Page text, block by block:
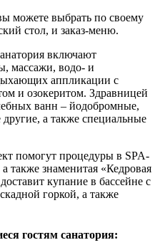
можете выбрать по своему
стол, и заказ-меню.
включают
массажи, водо- и
аппликации с
и озокеритом. Здравницей
ванн – йодобромные,
а также специальные
помогут процедуры в SPA-
также знаменитая «Кедровая
купание в бассейне с
горкой, а также
гостям санатория: